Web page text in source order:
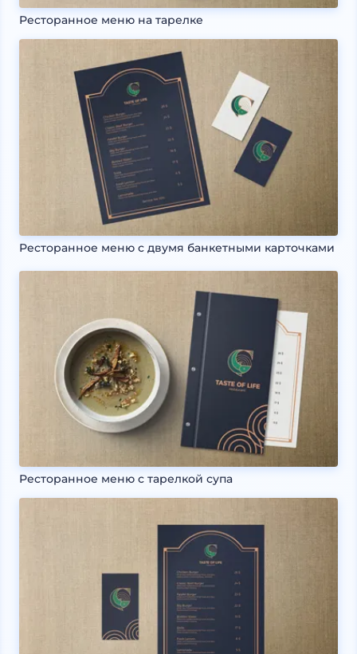
Ресторанное меню на тарелке
Ресторанное меню с двумя банкетными карточками
Ресторанное меню с тарелкой супа